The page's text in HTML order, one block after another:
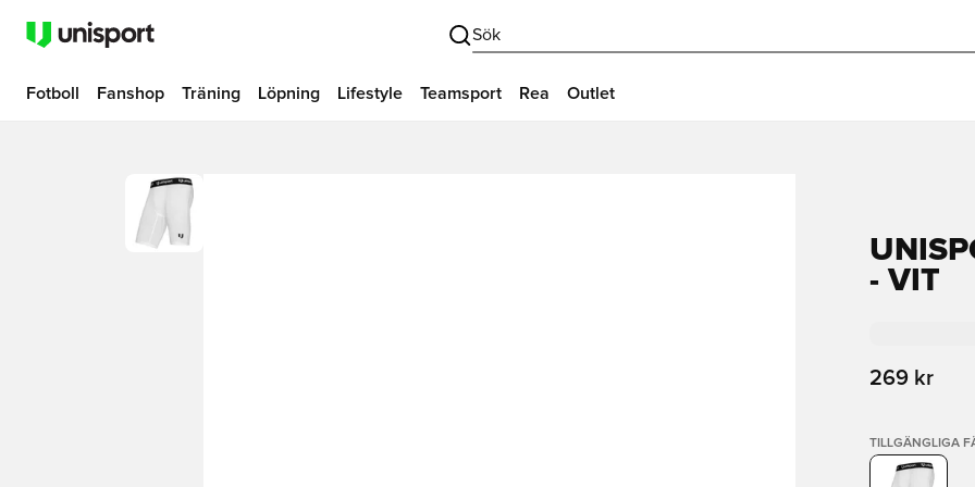
Sök
Fotboll Fanshop Träning Löpning Lifestyle Teamsport Rea Outlet
- VIT
269 kr
TILLGÄNGLIGA